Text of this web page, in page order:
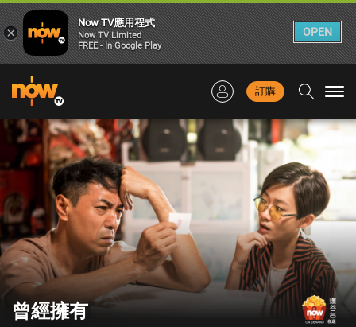
訂購
曾經擁有
×
Now TV應用程式
Now TV Limited
FREE - In Google Play
OPEN